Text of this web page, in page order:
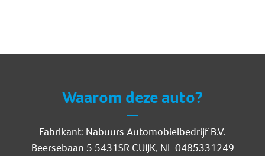
Waarom deze auto?
Fabrikant: Nabuurs Automobielbedrijf B.V.
Beersebaan 5 5431SR CUIJK, NL 0485331249